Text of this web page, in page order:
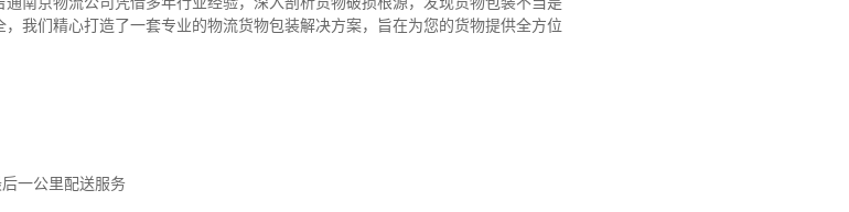
我们精心打造了一套专业的物流货物包装解决方案，旨在为您的货物提供全方位
一公里配送服务